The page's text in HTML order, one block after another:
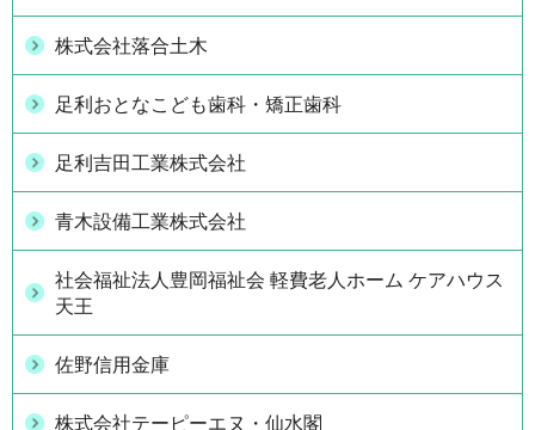
株式会社落合土木
足利おとなこども歯科・矯正歯科
足利吉田工業株式会社
青木設備工業株式会社
社会福祉法人豊岡福祉会 軽費老人ホーム ケアハウス
天王
佐野信用金庫
株式会社テーピーエヌ・仙水閣